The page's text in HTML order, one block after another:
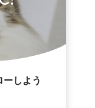
ーしよう